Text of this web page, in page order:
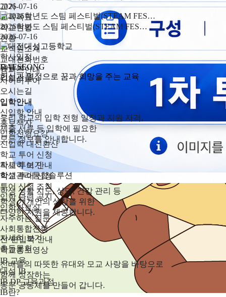
교가
교육목표
학교현황
현황
교직원소개
교내전화번호
캠퍼스안내
사이버투어
오시는길
입학안내
신입학 안내
홍보책자
입학전형요강
신입학 내신환산
학교 투어 신청
학교 투어 안내
학교 투어 신청
투어 신청 조회
입학 관련 공지
입학자료실
자주하는 질문
사회통합전형
전·편입학 안내
학교홍보영상
IB 교육
대성 IB
IB DP 교육과정
IB란?
2026-07-16
2026학년도 스팀 페스티벌(STEAM FES…
2026-07-16
학사일정
유튜브
리로스쿨
DAESEONG
헌신과 열정으로 꿈과 희망을 주는 교육
입학안내
우리 학교의 입학 전형 일정과 지원 자격,
제출 서류 등 입학에 필요한
모든 정보를 안내합니다.
자세히 보기
학생관리통합솔루션
학생 생활 지도, 상담, 건강 관리 등
학생 개개인의 성장을 위한
다양한 지원을 제공합니다.
자세히 보기
총동문회
선배들의 따뜻한 유대와 모교 사랑을 바탕으로
함께 성장하는
동문 공동체를 만들어 갑니다.